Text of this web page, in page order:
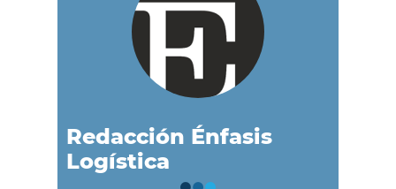
Redacción Énfasis
Logística